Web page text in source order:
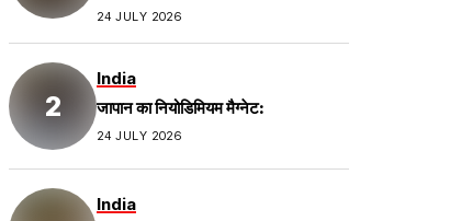
24 JULY 2026
India
जापान का नियोडिमियम मैग्नेट:
24 JULY 2026
India